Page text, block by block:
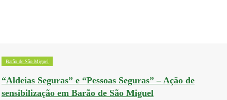
Barão de São Miguel
“Aldeias Seguras” e “Pessoas Seguras” – Ação de
sensibilização em Barão de São Miguel